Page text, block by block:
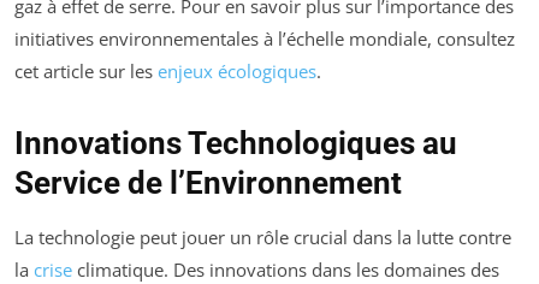
gaz à effet de serre. Pour en savoir plus sur l’importance des
initiatives environnementales à l’échelle mondiale, consultez
cet article sur les enjeux écologiques.
Innovations Technologiques au
Service de l’Environnement
La technologie peut jouer un rôle crucial dans la lutte contre
la crise climatique. Des innovations dans les domaines des